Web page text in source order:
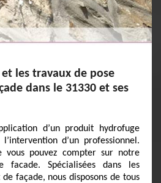
les travaux de pose
dans le 31330 et ses
d’un produit hydrofuge
d’un professionnel.
vous pouvez compter sur notre
facade. Spécialisées dans les
façade, nous disposons de tous